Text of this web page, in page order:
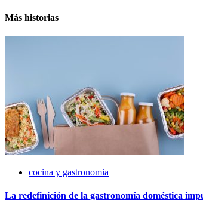
Más historias
cocina y gastronomia
La redefinición de la gastronomía doméstica